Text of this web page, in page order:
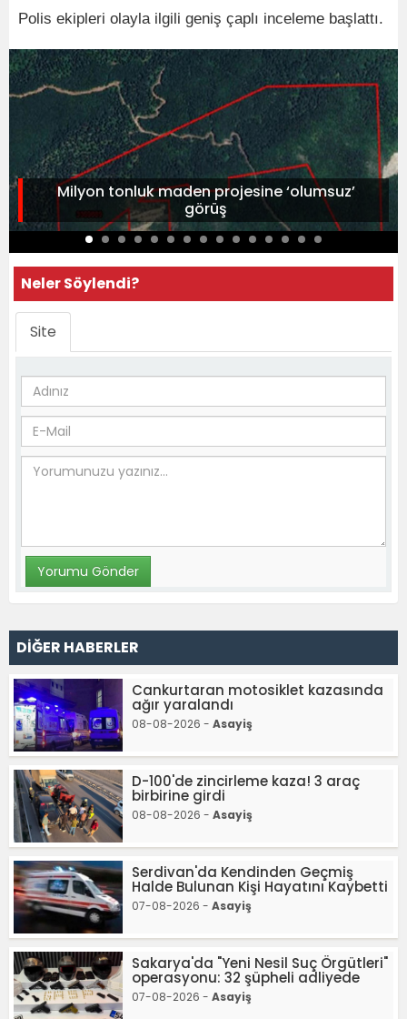
Polis ekipleri olayla ilgili geniş çaplı inceleme başlattı.
Milyon tonluk maden projesine ‘olumsuz’
görüş
Neler Söylendi?
Site
DİĞER HABERLER
Cankurtaran motosiklet kazasında
ağır yaralandı
08-08-2026 - Asayiş
D-100'de zincirleme kaza! 3 araç
birbirine girdi
08-08-2026 - Asayiş
Serdivan'da Kendinden Geçmiş
Halde Bulunan Kişi Hayatını Kaybetti
07-08-2026 - Asayiş
Sakarya'da "Yeni Nesil Suç Örgütleri"
operasyonu: 32 şüpheli adliyede
07-08-2026 - Asayiş